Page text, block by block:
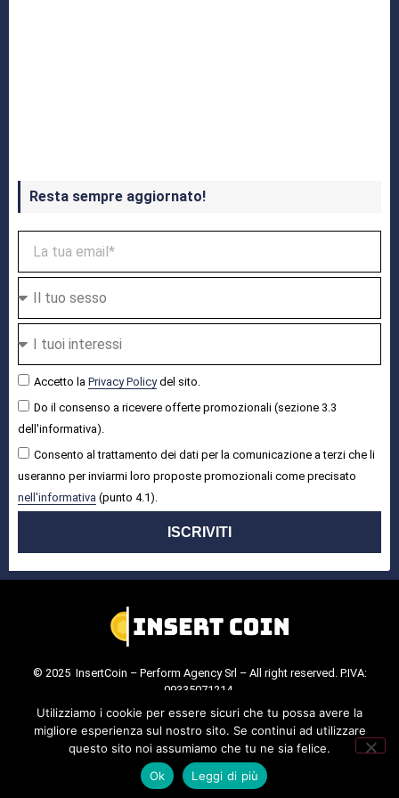
Resta sempre aggiornato!
Accetto la Privacy Policydel sito.
Do il consenso a ricevere offerte promozionali (sezione 3.3
dell'informativa).
Consento al trattamento dei dati per la comunicazione a terzi che li
useranno per inviarmi loro proposte promozionali come precisato
nell'informativa (punto 4.1).
ISCRIVITI
© 2025 InsertCoin – Perform Agency Srl – All right reserved. P.IVA:
09335071214.
Cookie Policy
Privacy Policy.
Utilizziamo i cookie per essere sicuri che tu possa avere la
migliore esperienza sul nostro sito. Se continui ad utilizzare
questo sito noi assumiamo che tu ne sia felice.
Ok
Leggi di più